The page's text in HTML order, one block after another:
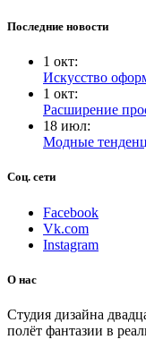
Последние новости
1 окт:
Искусство
1 окт:
Расширение
18 июл:
Модные
Соц. сети
Facebook
Vk.com
Instagram
О нас
Студия дизайна
полёт фантазии в